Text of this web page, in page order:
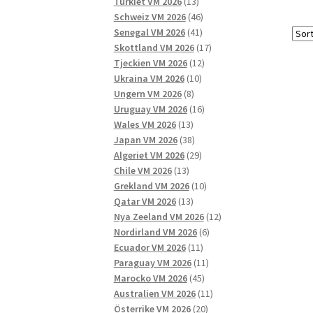
produkter
Schweiz VM 2026 4646
produkter
Senegal VM 2026 4141
produkter
Skottland VM 2026 1717
Tjeckien VM 2026 1212
produkter
Ukraina VM 2026 1010
Ungern VM 2026 88
produkter
Uruguay VM 2026 1616
Wales VM 2026 1313
produkter
Japan VM 2026 3838
produkter
Algeriet VM 2026 2929
Chile VM 2026 1313
produkter
Grekland VM 2026 1010
Qatar VM 2026 1313
produkter
Nya Zeeland VM 2026 1212
Nordirland VM 2026 66
Ecuador VM 2026 1111
produkter
Paraguay VM 2026 1111
Marocko VM 2026 4545
produkter
Australien VM 2026 1111
Österrike VM 2026 2020